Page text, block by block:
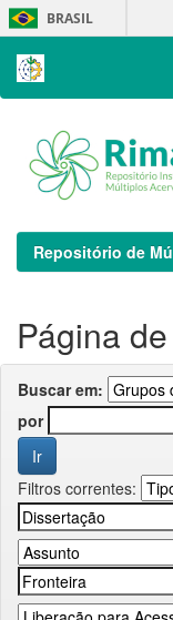
Skip
navigation
BRASIL
Repositório de
Página
Buscar em:
por
Filtros correntes: